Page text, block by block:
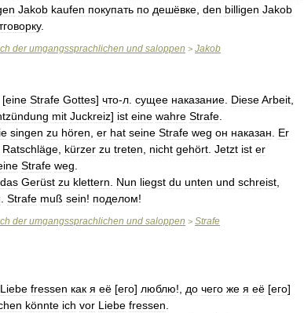
Jakob kaufen покупать по дешёвке den billigen Jakob
.
der umgangssprachlichen und saloppen > Jakob
[eine Strafe Gottes] что-л сущее наказание DieseArbeit
mit Juckreiz] ist eine wahre Strafe
singen zu hören er hat seine Strafe weg он наказан
Er
Ratschläge kürzer zu treten nicht gehört Jetzt ist er
Strafe weg
das Gerüst zu klettern Nun liegst du unten und schreist
Strafe muß sein! поделом!
der umgangssprachlichen und saloppen > Strafe
Liebe fressen как я её [его] люблю!, до чего же я её [его]
könnte ich vor Liebe fressen